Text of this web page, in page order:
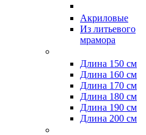
Акриловые
Из литьевого
мрамора
Длина 150 см
Длина 160 см
Длина 170 см
Длина 180 см
Длина 190 см
Длина 200 см